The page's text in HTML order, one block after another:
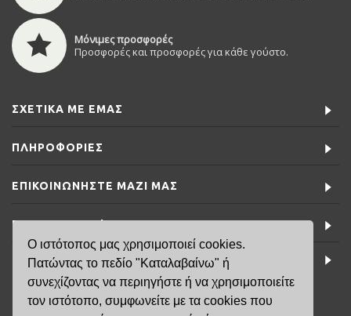
Ο ιστότοπος μας χρησιμοποιεί cookies.
Πατώντας το πεδίο "Καταλαβαίνω" ή
συνεχίζοντας να περιηγήστε ή να χρησιμοποιείτε
τον ιστότοπο, συμφωνείτε με τα cookies που
Μόνιμες προσφορές
Προσφορές και προσφορές για κάθε γούστο.
ΣΧΕΤΙΚΆ ΜΕ ΕΜΆΣ
ΠΛΗΡΟΦΟΡΊΕΣ
ΕΠΙΚΟΙΝΩΝΉΣΤΕ ΜΑΖΊ ΜΑΣ
ΕΙΔΙΚΈΣ ΠΡΟΣΦΟΡΈΣ
ΤΕΛΕΥΤΑΊΑ ΝΈΑ